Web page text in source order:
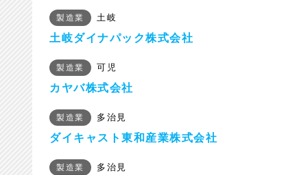
製造業 土岐
土岐ダイナパック株式会社
製造業 可児
カヤバ株式会社
製造業 多治見
ダイキャスト東和産業株式会社
製造業 多治見